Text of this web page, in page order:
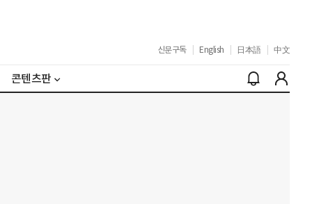
신문구독 English 日本語 中文
콘텐츠판